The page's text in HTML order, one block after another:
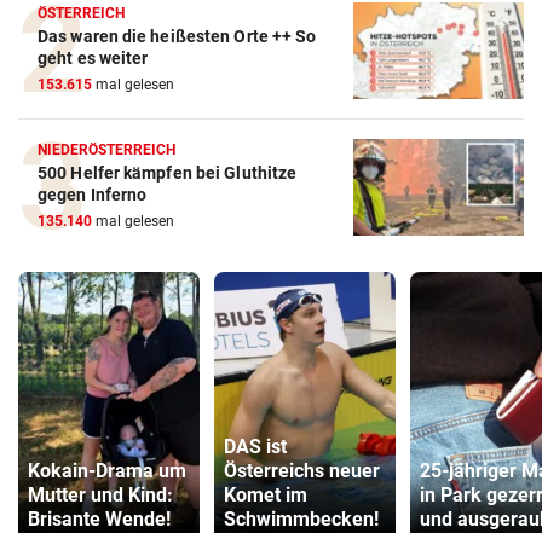
ÖSTERREICH
Das waren die heißesten Orte ++ So
geht es weiter
153.615 mal gelesen
NIEDERÖSTERREICH
500 Helfer kämpfen bei Gluthitze
gegen Inferno
135.140 mal gelesen
Kokain-Drama um
Mutter und Kind:
Brisante Wende!
DAS ist
Österreichs neuer
Komet im
Schwimmbecken!
25-jähriger
in Park
und